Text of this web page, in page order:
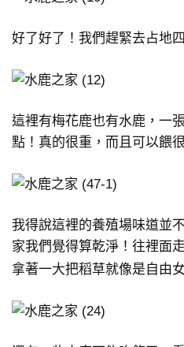
好了好了！我們趕緊去占地
這裡有梅花鹿也有水鹿，一
點！真的很重，而且可以餵
我得說這裡的養殖場味道並
家我們覺得算乾淨！往裡面
拿著一大把稻草就像是自由